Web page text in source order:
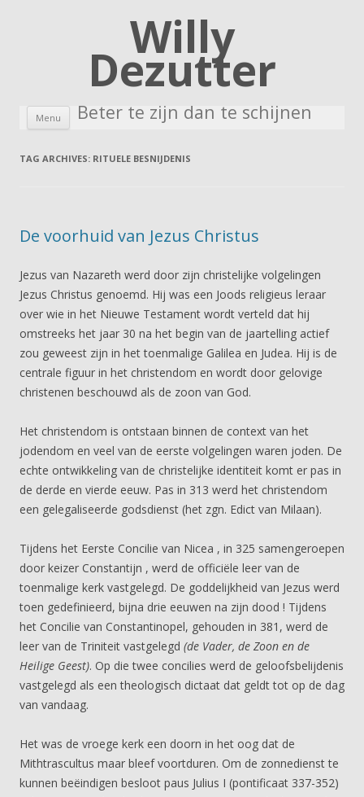
Willy
Dezutter
Beter te zijn dan te schijnen
Menu Skip to content
TAG ARCHIVES: RITUELE BESNIJDENIS
De voorhuid van Jezus Christus
Jezus van Nazareth werd door zijn christelijke volgelingen
Jezus Christus genoemd. Hij was een Joods religieus leraar
over wie in het Nieuwe Testament wordt verteld dat hij
omstreeks het jaar 30 na het begin van de jaartelling actief
zou geweest zijn in het toenmalige Galilea en Judea. Hij is de
centrale figuur in het christendom en wordt door gelovige
christenen beschouwd als de zoon van God.
Het christendom is ontstaan binnen de context van het
jodendom en veel van de eerste volgelingen waren joden. De
echte ontwikkeling van de christelijke identiteit komt er pas in
de derde en vierde eeuw. Pas in 313 werd het christendom
een gelegaliseerde godsdienst (het zgn. Edict van Milaan).
Tijdens het Eerste Concilie van Nicea , in 325 samengeroepen
door keizer Constantijn , werd de officiële leer van de
toenmalige kerk vastgelegd. De goddelijkheid van Jezus werd
toen gedefinieerd, bijna drie eeuwen na zijn dood ! Tijdens
het Concilie van Constantinopel, gehouden in 381, werd de
leer van de Triniteit vastgelegd (de Vader, de Zoon en de
Heilige Geest). Op die twee concilies werd de geloofsbelijdenis
vastgelegd als een theologisch dictaat dat geldt tot op de dag
van vandaag.
Het was de vroege kerk een doorn in het oog dat de
Mithtrascultus maar bleef voortduren. Om de zonnedienst te
kunnen beëindigen besloot paus Julius I (pontificaat 337-352)